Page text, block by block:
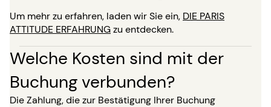
Um mehr zu erfahren, laden wir Sie ein, DIE PARIS
ATTITUDE ERFAHRUNGzu entdecken.
Welche Kosten sind mit der
Buchung verbunden?
Die Zahlung, die zur Bestätigung Ihrer Buchung